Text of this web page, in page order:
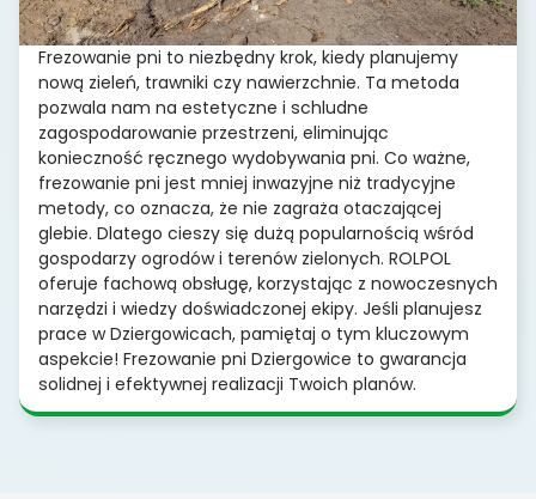
Frezowanie pni to niezbędny krok, kiedy planujemy
nową zieleń, trawniki czy nawierzchnie. Ta metoda
pozwala nam na estetyczne i schludne
zagospodarowanie przestrzeni, eliminując
konieczność ręcznego wydobywania pni. Co ważne,
frezowanie pni jest mniej inwazyjne niż tradycyjne
metody, co oznacza, że nie zagraża otaczającej
glebie. Dlatego cieszy się dużą popularnością wśród
gospodarzy ogrodów i terenów zielonych. ROLPOL
oferuje fachową obsługę, korzystając z nowoczesnych
narzędzi i wiedzy doświadczonej ekipy. Jeśli planujesz
prace w Dziergowicach, pamiętaj o tym kluczowym
aspekcie! Frezowanie pni Dziergowice to gwarancja
solidnej i efektywnej realizacji Twoich planów.